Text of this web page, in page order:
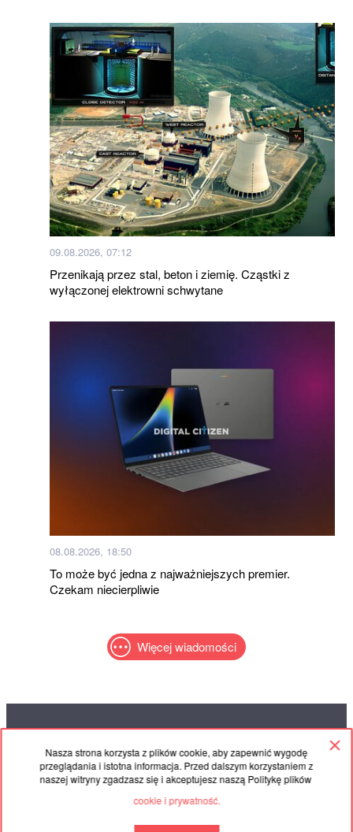
Nasza strona korzysta z plików cookie, aby zapewnić wygodę
przeglądania i istotna informacja. Przed dalszym korzystaniem z
naszej witryny zgadzasz się i akceptujesz naszą Politykę plików
cookie i prywatność.
09.08.2026, 07:12
Przenikają przez stal, beton i ziemię. Cząstki z
wyłączonej elektrowni schwytane
08.08.2026, 18:50
To może być jedna z najważniejszych premier.
Czekam niecierpliwie
Więcej wiadomości
REDTRAM
© 2004-2026 Redtram, Ltd.
Umowa